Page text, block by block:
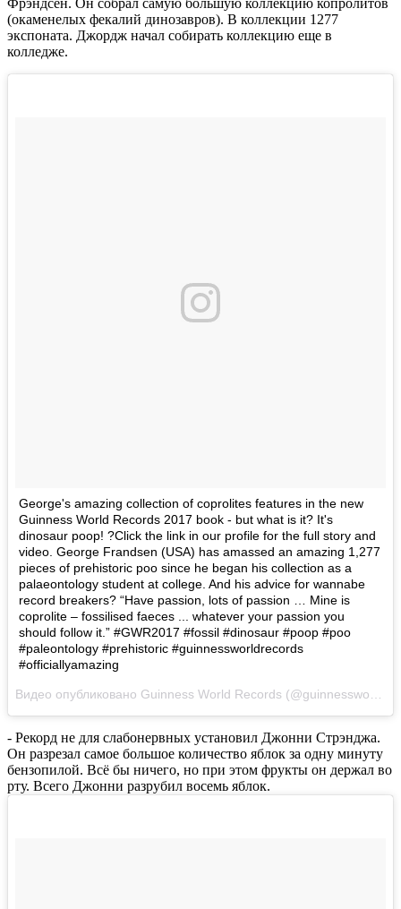
(окаменелых фекалий динозавров). В коллекции 1277
экспоната. Джордж начал собирать коллекцию еще в
колледже.
George's amazing collection of coprolites features in the new
Guinness World Records 2017 book - but what is it? It's
dinosaur poop! ?Click the link in our profile for the full story and
video. George Frandsen (USA) has amassed an amazing 1,277
pieces of prehistoric poo since he began his collection as a
palaeontology student at college. And his advice for wannabe
record breakers? “Have passion, lots of passion … Mine is
coprolite – fossilised faeces ... whatever your passion you
should follow it.” #GWR2017 #fossil #dinosaur #poop #poo
#paleontology #prehistoric #guinnessworldrecords
#officiallyamazing
- Рекорд не для слабонервных установил Джонни Стрэнджа.
Он разрезал самое большое количество яблок за одну минуту
бензопилой. Всё бы ничего, но при этом фрукты он держал во
рту. Всего Джонни разрубил восемь яблок.